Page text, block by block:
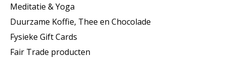
Meditatie & Yoga
Duurzame Koffie, Thee en Chocolade
Fysieke Gift Cards
Fair Trade producten